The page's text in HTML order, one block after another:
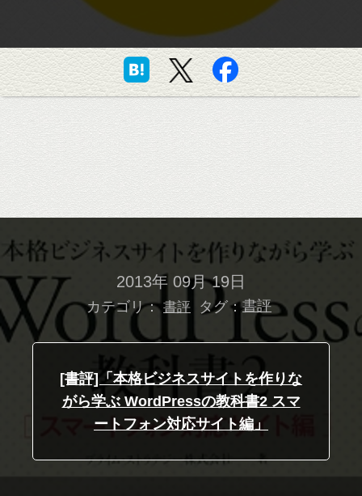
2013年 09月 19日
カテゴリ： 書評 タグ：書評
[書評]「本格ビジネスサイトを作りな
がら学ぶ WordPressの教科書2 スマ
ートフォン対応サイト編」